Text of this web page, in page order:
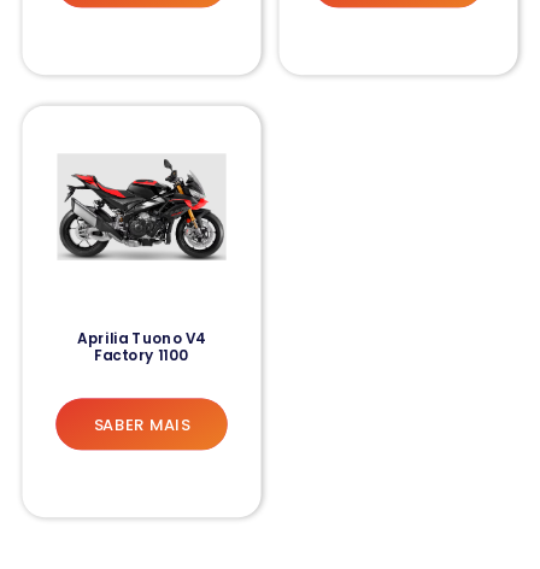
Aprilia Tuono V4
Factory 1100
SABER MAIS